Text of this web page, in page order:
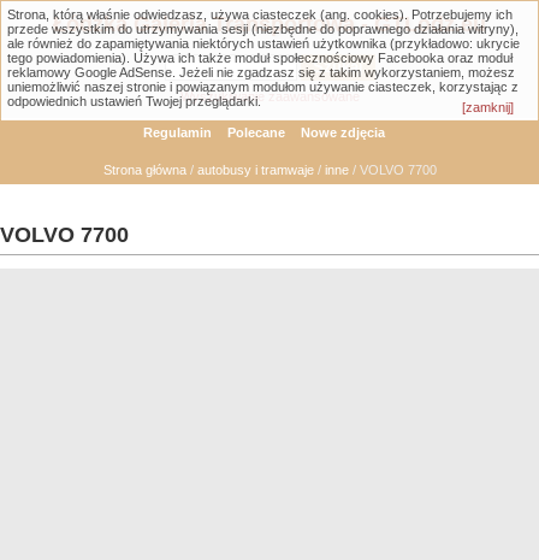
Łódzka Galeria Transportowa - GTLodz.eu
Wyszukiwanie zaawansowane
Regulamin Polecane Nowe zdjęcia
Strona główna/ autobusy i tramwaje/ inne/ VOLVO 7700
VOLVO 7700
Strona, którą właśnie odwiedzasz, używa ciasteczek (ang. cookies). Potrzebujemy ich
przede wszystkim do utrzymywania sesji (niezbędne do poprawnego działania witryny),
ale również do zapamiętywania niektórych ustawień użytkownika (przykładowo: ukrycie
tego powiadomienia). Używa ich także moduł społecznościowy Facebooka oraz moduł
reklamowy Google AdSense. Jeżeli nie zgadzasz się z takim wykorzystaniem, możesz
uniemożliwić naszej stronie i powiązanym modułom używanie ciasteczek, korzystając z
odpowiednich ustawień Twojej przeglądarki.
[zamknij]